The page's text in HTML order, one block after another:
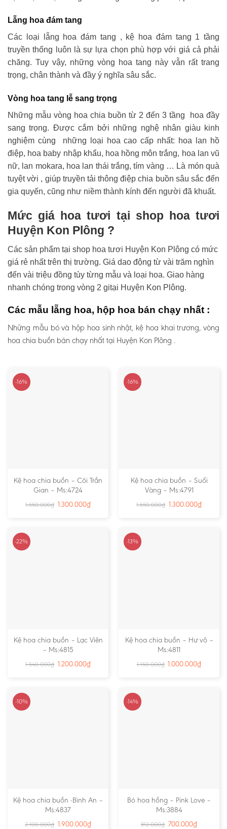
Lẵng hoa đám tang
Các loại lẵng hoa đám tang , kệ hoa đám tang 1 tầng
truyền thống luôn là sự lựa chọn phù hợp với giá cả phải
chăng. Tuy vậy, những vòng hoa tang này vẫn rất trang
trọng, chân thành và đầy ý nghĩa sâu sắc.
Vòng hoa tang lễ sang trọng
Những mẫu vòng hoa chia buồn từ 2 đến 3 tầng hoa đầy
sang trọng. Được cắm bởi những nghệ nhân giàu kinh
nghiệm cùng những loại hoa cao cấp nhất: hoa lan hồ
điệp, hoa baby nhập khẩu, hoa hồng môn trắng, hoa lan vũ
nữ, lan mokara, hoa lan thái trắng, tím vàng … Là món quà
tuyệt vời , giúp truyền tải thông điệp chia buồn sâu sắc đến
gia quyến, cũng như niềm thành kính đến người đã khuất.
Mức giá hoa tươi tại shop hoa tươi
Huyện Kon Plông ?
Các sản phẩm tại shop hoa tươi Huyện Kon Plông có mức
giá rẻ nhất trên thị trường. Giá dao động từ vài trăm nghìn
đến vài triệu đồng tùy từng mẫu và loại hoa. Giao hàng
nhanh chóng trong vòng 2 gitại Huyện Kon Plông.
Các mẫu lẵng hoa, hộp hoa bán chạy nhất :
Những mẫu bó và hộp hoa sinh nhật, kệ hoa khai trương, vòng
hoa chia buồn bán chạy nhất tại Huyện Kon Plông .
-16%
Kệ hoa chia buồn – Cõi Trần
Gian – Ms:4724
1.550.000₫ 1.300.000₫
-16%
Kệ hoa chia buồn – Suối
Vàng – Ms:4791
1.550.000₫ 1.300.000₫
-22%
Kệ hoa chia buồn – Lạc Viên
– Ms:4815
1.540.000₫ 1.200.000₫
-13%
Kệ hoa chia buồn – Hư vô –
Ms:4811
1.150.000₫ 1.000.000₫
-10%
Kệ hoa chia buồn -Bình An –
Ms:4837
2.100.000₫ 1.900.000₫
-14%
Bó hoa hồng – Pink Love –
Ms:3884
812.000₫ 700.000₫